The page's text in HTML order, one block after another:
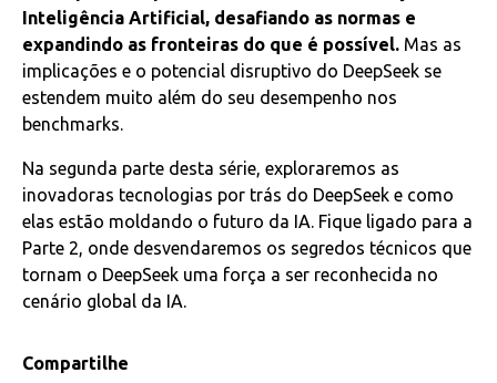
Inteligência Artificial, desafiando as normas e
expandindo as fronteiras do que é possível. Mas as
implicações e o potencial disruptivo do DeepSeek se
estendem muito além do seu desempenho nos
benchmarks.
Na segunda parte desta série, exploraremos as
inovadoras tecnologias por trás do DeepSeek e como
elas estão moldando o futuro da IA. Fique ligado para a
Parte 2, onde desvendaremos os segredos técnicos que
tornam o DeepSeek uma força a ser reconhecida no
cenário global da IA.
Compartilhe